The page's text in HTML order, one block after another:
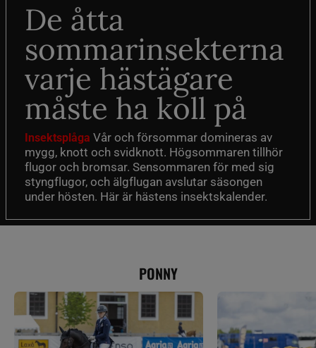
De åtta
sommarinsekterna
varje hästägare
måste ha koll på
Insektsplåga Vår och försommar domineras av
mygg, knott och svidknott. Högsommaren tillhör
flugor och bromsar. Sensommaren för med sig
styngflugor, och älgflugan avslutar säsongen
under hösten. Här är hästens insektskalender.
PONNY